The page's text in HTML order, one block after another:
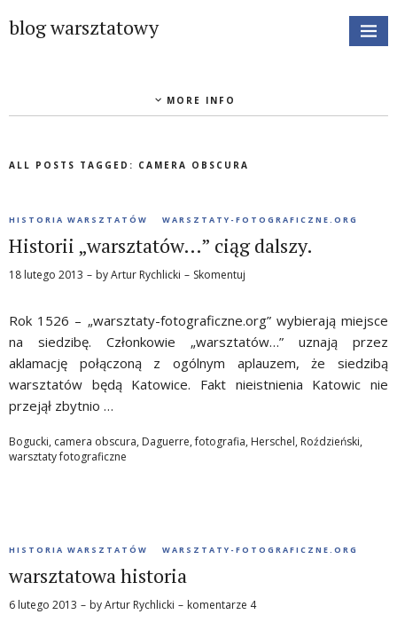
blog warsztatowy
MORE INFO
ALL POSTS TAGGED: CAMERA OBSCURA
HISTORIA WARSZTATÓW WARSZTATY-FOTOGRAFICZNE.ORG
Historii „warsztatów…” ciąg dalszy.
18 lutego 2013 byArtur Rychlicki Skomentuj
Rok 1526 – „warsztaty-fotograficzne.org” wybierają miejsce
na siedzibę. Członkowie „warsztatów…” uznają przez
aklamację połączoną z ogólnym aplauzem, że siedzibą
warsztatów będą Katowice. Fakt nieistnienia Katowic nie
przejął zbytnio …
Bogucki, camera obscura, Daguerre,fotografia, Herschel, Roździeński,
warsztaty fotograficzne
HISTORIA WARSZTATÓW WARSZTATY-FOTOGRAFICZNE.ORG
warsztatowa historia
6 lutego 2013 byArtur Rychlicki komentarze 4